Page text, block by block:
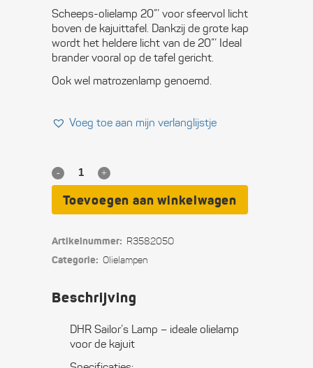
Scheeps-olielamp 20”’ voor sfeervol licht
boven de kajuittafel. Dankzij de grote kap
wordt het heldere licht van de 20”’ Ideal
brander vooral op de tafel gericht.
Ook wel matrozenlamp genoemd.
Voeg toe aan mijn verlanglijstje
DHR
Sailor's
quantity
Toevoegen aan winkelwagen
Artikelnummer: R358205O
Categorie: Olie­lampen
Beschrijving
DHR Sailor’s Lamp – ideale olielamp
voor de kajuit